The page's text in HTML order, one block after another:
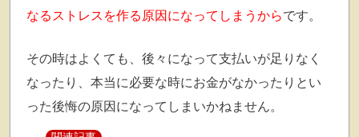
なるストレスを作る原因になってしまうからです。
その時はよくても、後々になって支払いが足りなく
なったり、本当に必要な時にお金がなかったりとい
った後悔の原因になってしまいかねません。